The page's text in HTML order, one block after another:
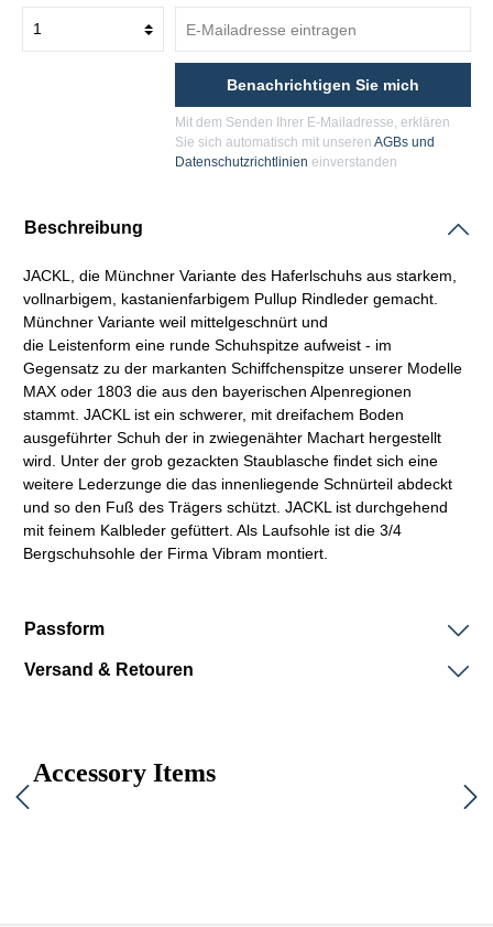
Benachrichtigen Sie mich
Mit dem Senden Ihrer E-Mailadresse, erklären
Sie sich automatisch mit unserenAGBs und
Datenschutzrichtlinien einverstanden
Beschreibung
JACKL, die Münchner Variante des Haferlschuhs aus starkem,
vollnarbigem, kastanienfarbigem Pullup Rindleder gemacht.
Münchner Variante weil mittelgeschnürt und
die Leistenform eine runde Schuhspitze aufweist - im
Gegensatz zu der markanten Schiffchenspitze unserer Modelle
MAX oder 1803 die aus den bayerischen Alpenregionen
stammt. JACKL ist ein schwerer, mit dreifachem Boden
ausgeführter Schuh der in zwiegenähter Machart hergestellt
wird. Unter der grob gezackten Staublasche findet sich eine
weitere Lederzunge die das innenliegende Schnürteil abdeckt
und so den Fuß des Trägers schützt. JACKL ist durchgehend
mit feinem Kalbleder gefüttert. Als Laufsohle ist die 3/4
Bergschuhsohle der Firma Vibram montiert.
Passform
Versand & Retouren
Accessory Items